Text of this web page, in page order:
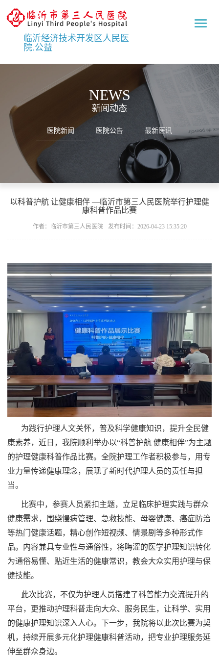
临
三
人
临沂经济技术开发区人民医
院.公益
NEWS
新闻动态
医院新闻 医院公告 最新医讯
以科普护航 让健康相伴 —临沂市第三人民医院举行护理健
康科普作品比赛
作者：临沂市第三人民医院 发布时间：2026-04-23 15:35:20
为践行护理人文关怀，普及科学健康知识，提升全民健
康素养，近日，我院顺利举办以“科普护航 健康相伴”为主题
的护理健康科普作品比赛。全院护理工作者积极参与，用专
业力量传递健康理念，展现了新时代护理人员的责任与担
当。
比赛中，参赛人员紧扣主题，立足临床护理实践与群众
健康需求，围绕慢病管理、急救技能、母婴健康、癌症防治
等热门健康话题，精心创作短视频、情景剧等多种形式作
品。内容兼具专业性与通俗性，将晦涩的医学护理知识转化
为通俗易懂、贴近生活的健康常识，教会大众实用护理与保
健技能。
此次比赛，不仅为护理人员搭建了科普能力交流提升的
平台，更推动护理科普走向大众、服务民生，让科学、实用
的健康护理知识深入人心。下一步，我院将以此次比赛为契
机，持续开展多元化护理健康科普活动，把专业护理服务延
伸至群众身边。